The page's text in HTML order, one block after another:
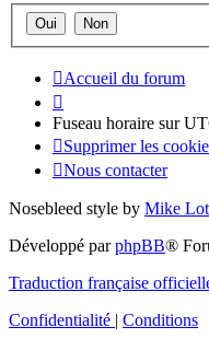
Accueil du forum
Fuseau horaire sur
Supprimer les
Nous contacter
Nosebleed style by Mike
Développé parphpBB®
Traduction française
Confidentialité | Conditions